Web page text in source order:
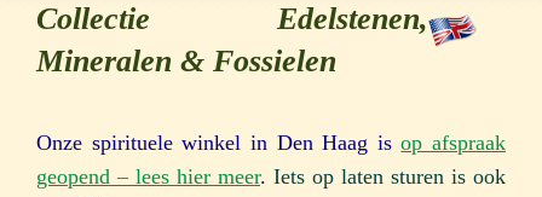
inhoud
Collectie Edelstenen,
Mineralen & Fossielen
Onze spirituele winkel in Den Haag isop afspraak
geopend – lees hier meer. Iets op laten sturen is ook